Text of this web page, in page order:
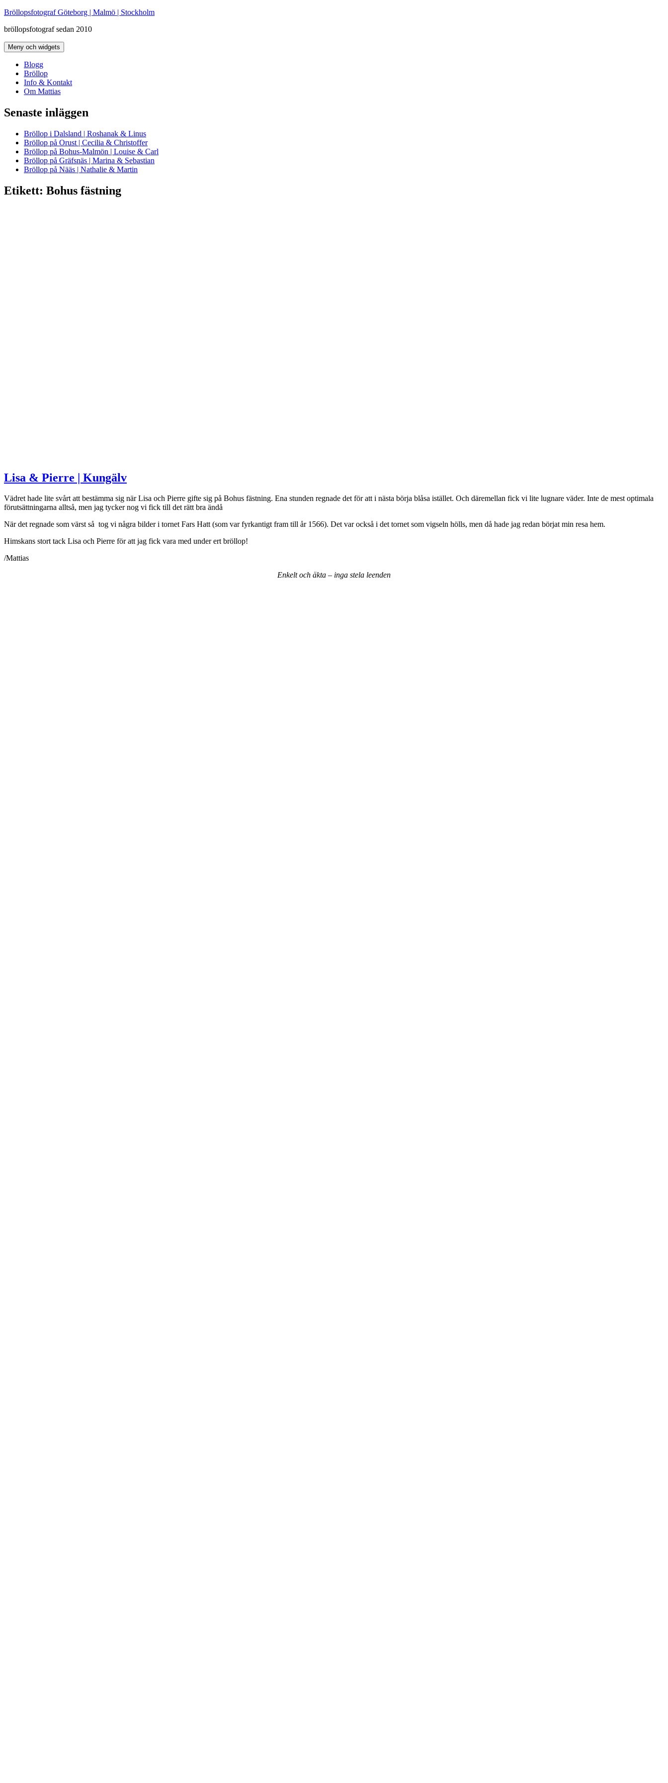
Hoppa
innehåll
Bröllopsfotograf Göteborg | Malmö | Stockholm
bröllopsfotograf sedan 2010
Meny och widgets
Blogg
Bröllop
Info & Kontakt
Om Mattias
Senaste inläggen
Bröllop i Dalsland | Roshanak & Linus
Bröllop på Orust | Cecilia & Christoffer
Bröllop på Bohus-Malmön | Louise & Carl
Bröllop på Gräfsnäs | Marina & Sebastian
Bröllop på Nääs | Nathalie & Martin
Etikett: Bohus fästning
Lisa & Pierre | Kungälv
Vädret hade lite svårt att bestämma sig när Lisa och Pierre gifte sig på Bohus fästning. Ena stunden regnade det för att i nästa börja blåsa istället. Och däremellan fick vi lite lugnare väder. Inte de mest optimala
förutsättningarna alltså, men jag tycker nog vi fick till det rätt bra ändå
När det regnade som värst så tog vi några bilder i tornet Fars Hatt (som var fyrkantigt fram till år 1566). Det var också i det tornet som vigseln hölls, men då hade jag redan börjat min resa hem.
Himskans stort tack Lisa och Pierre för att jag fick vara med under ert bröllop!
/Mattias
Enkelt och äkta – inga stela leenden